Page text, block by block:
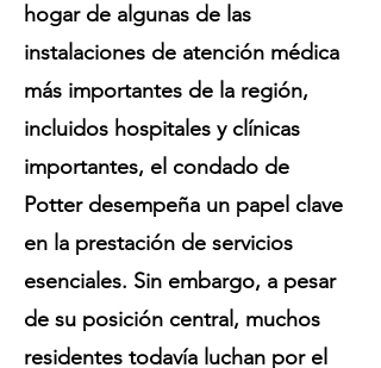
hogar de algunas de las
instalaciones de atención médica
más importantes de la región,
incluidos hospitales y clínicas
importantes, el condado de
Potter desempeña un papel clave
en la prestación de servicios
esenciales. Sin embargo, a pesar
de su posición central, muchos
residentes todavía luchan por el